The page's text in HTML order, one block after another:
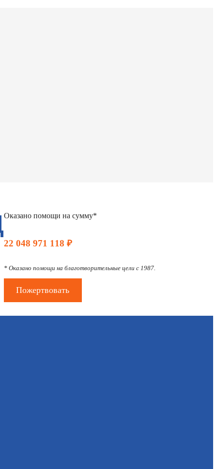
Оказано помощи на сумму*
22 048 971 118 ₽
* Оказано помощи на благотворительные цели с 1987.
Пожертвовать